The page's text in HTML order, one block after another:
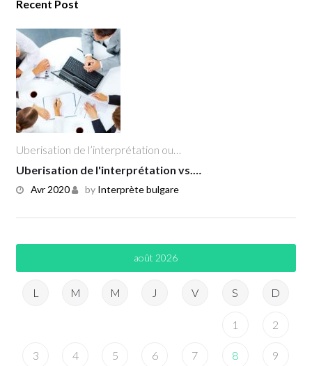
Recent Post
Avr 2020 by Interprète bulgare
Uberisation de l'interprétation vs.…
Uberisation de l’interprétation ou…
août 2026
L M M J V S D
1 2
3 4 5 6 7 8 9